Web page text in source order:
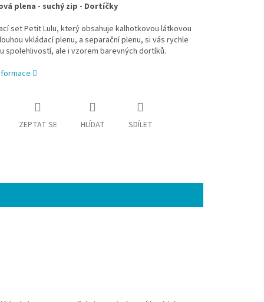
plena - suchý zip - Dortíčky
set Petit Lulu, který obsahuje kalhotkovou látkovou
vkládací plenu, a separační plenu, si vás rychle
spolehlivostí, ale i vzorem barevných dortíků.
ZEPTAT SE HLÍDAT SDÍLET